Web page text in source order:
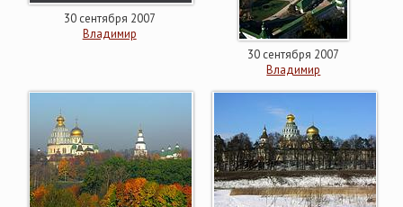
30 сентября 2007
Владимир
30 сентября 2007
Владимир